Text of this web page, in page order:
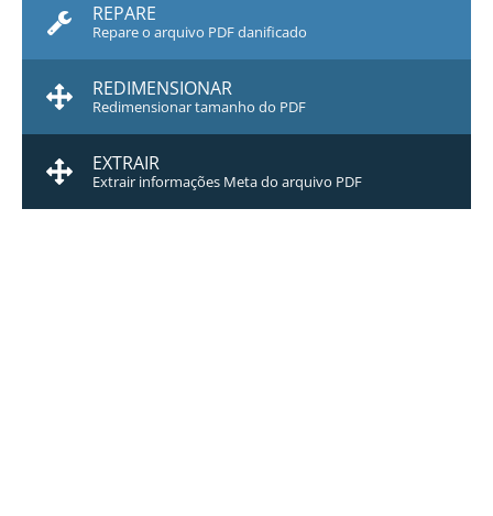
REPARE
Repare o arquivo PDF danificado
REDIMENSIONAR
Redimensionar tamanho do PDF
EXTRAIR
Extrair informações Meta do arquivo PDF